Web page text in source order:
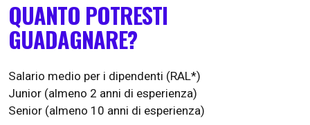
QUANTO POTRESTI
GUADAGNARE?
Salario medio per i dipendenti (RAL*)
Junior (almeno 2 anni di esperienza)
Senior (almeno 10 anni di esperienza)